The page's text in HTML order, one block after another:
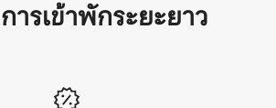
รเข้าพักระยะยาว